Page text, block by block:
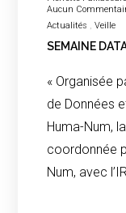
Aucun
Actualités
Veille
SEMAINE
« Organisée
de Données
Huma-Num,
coordonnée
Num, avec